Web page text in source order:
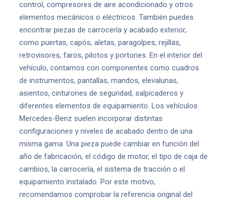
control, compresores de aire acondicionado y otros
elementos mecánicos o eléctricos. También puedes
encontrar piezas de carrocería y acabado exterior,
como puertas, capós, aletas, paragolpes, rejillas,
retrovisores, faros, pilotos y portones. En el interior del
vehículo, contamos con componentes como cuadros
de instrumentos, pantallas, mandos, elevalunas,
asientos, cinturones de seguridad, salpicaderos y
diferentes elementos de equipamiento. Los vehículos
Mercedes-Benz suelen incorporar distintas
configuraciones y niveles de acabado dentro de una
misma gama. Una pieza puede cambiar en función del
año de fabricación, el código de motor, el tipo de caja de
cambios, la carrocería, el sistema de tracción o el
equipamiento instalado. Por este motivo,
recomendamos comprobar la referencia original del